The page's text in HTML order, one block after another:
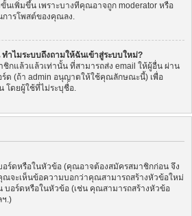
นเพิ่มขึ้น เพราะบางทีคุณอาจถูก moderator หรือ
การโพสต์ของคุณลง.
ำไมระบบถึงถามให้ฉันเข้าสู่ระบบใหม่?
กแล้วแล้วเท่านั้น ที่สามารถส่ง email ให้ผู้อื่น ผ่าน
ด (ถ้า admin อนุญาตให้ใช้คุณลักษณะนี้) เพื่อ
โดยผู้ใช้ที่ไม่ระบุชื่อ.
ร์ดหรือในหัวข้อ (คุณอาจต้องสมัครสมาชิกก่อน จึง
ณจะเห็นข้อความบอกว่าคุณสามารถสร้างหัวข้อใหม่
บอร์ดหรือในหัวข้อ (เช่น คุณสามารถสร้างหัวข้อ
.)